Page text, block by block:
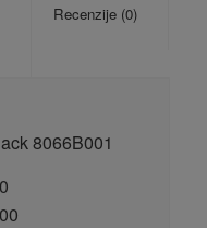
Recenzije (0)
8066B001